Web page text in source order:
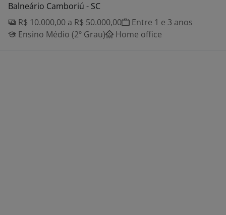
Balneário Camboriú - SC
R$ 10.000,00 a R$ 50.000,00
Entre 1 e 3 anos
Ensino Médio (2º Grau)
Home office